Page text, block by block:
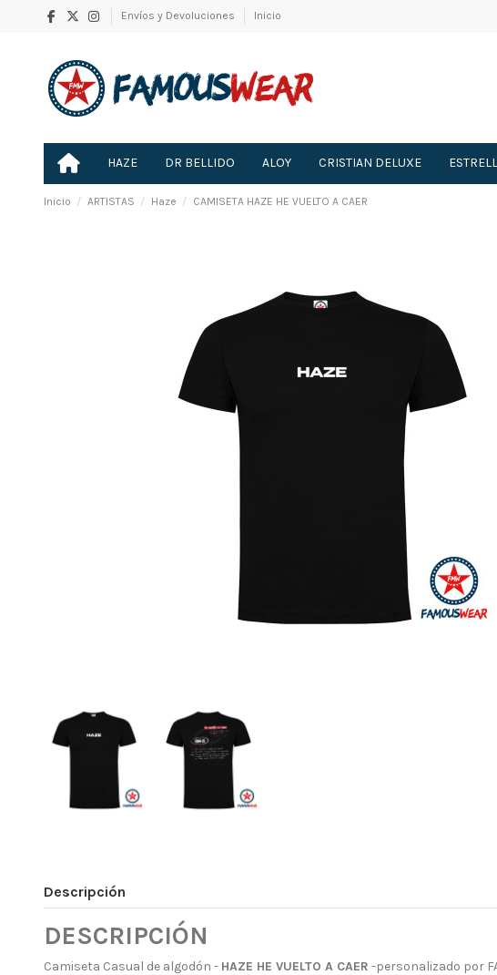
Envíos y Devoluciones Inicio
HAZE DR BELLIDO ALOY CRISTIAN DELUXE
Inicio ARTISTAS Haze CAMISETA HAZE HE VUELTO A CAER
Descripción
DESCRIPCIÓN
Camiseta Casual de algodón - HAZE HE VUELTO A CAER -personalizado por